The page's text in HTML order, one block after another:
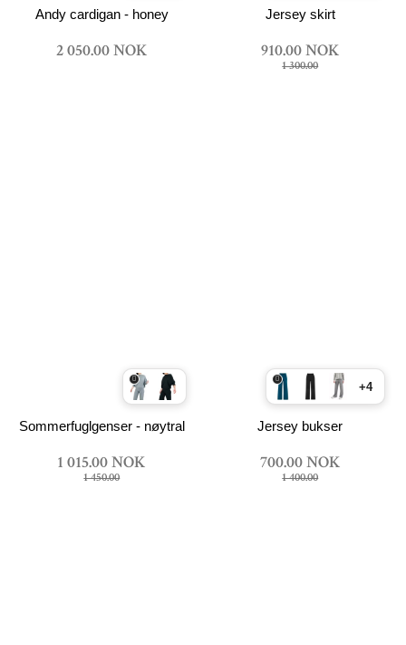
Andy cardigan - honey
2 050.00 NOK
Jersey skirt
910.00 NOK
1 300.00
Sommerfuglgenser - nøytral
1 015.00 NOK
1 450.00
+4
Jersey bukser
700.00 NOK
1 400.00